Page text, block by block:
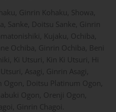
Ginrin Kohaku, Showa,
Sanke, Doitsu Sanke, Ginrin
Kujaku, Ochiba,
Ochiba, Ginrin Ochiba, Beni
Ki Utsuri, Kin Ki Utsuri, Hi
Asagi, Ginrin Asagi,
Doitsu Platinum Ogon,
Ogon, Orenji Ogon,
Ginrin Chagoi.